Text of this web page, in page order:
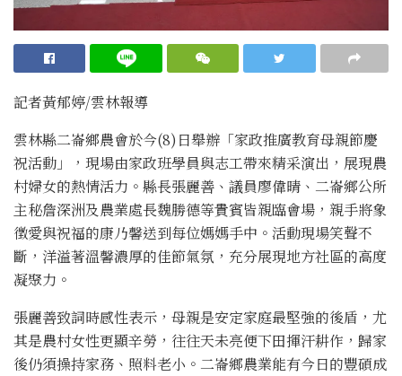
記者黃郁婷/雲林報導
雲林縣二崙鄉農會於今(8)日舉辦「家政推廣教育母親節慶
祝活動」，現場由家政班學員與志工帶來精采演出，展現農
村婦女的熱情活力。縣長張麗善、議員廖偉晴、二崙鄉公所
主秘詹深洲及農業處長魏勝德等貴賓皆親臨會場，親手將象
徵愛與祝福的康乃馨送到每位媽媽手中。活動現場笑聲不
斷，洋溢著溫馨濃厚的佳節氣氛，充分展現地方社區的高度
凝聚力。
張麗善致詞時感性表示，母親是安定家庭最堅強的後盾，尤
其是農村女性更顯辛勞，往往天未亮便下田揮汗耕作，歸家
後仍須操持家務、照料老小。二崙鄉農業能有今日的豐碩成